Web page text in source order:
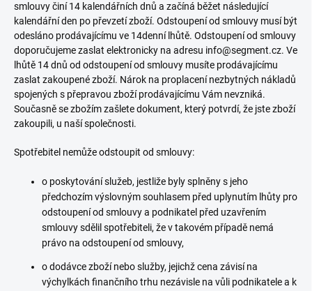
smlouvy činí 14 kalendářních dnů a začíná běžet následující
kalendářní den po převzetí zboží. Odstoupení od smlouvy musí být
odesláno prodávajícímu ve 14denní lhůtě. Odstoupení od smlouvy
doporučujeme zaslat elektronicky na adresu info@segment.cz. Ve
lhůtě 14 dnů od odstoupení od smlouvy musíte prodávajícímu
zaslat zakoupené zboží. Nárok na proplacení nezbytných nákladů
spojených s přepravou zboží prodávajícímu Vám nevzniká.
Současně se zbožím zašlete dokument, který potvrdí, že jste zboží
zakoupili, u naší společnosti.
Spotřebitel nemůže odstoupit od smlouvy:
o poskytování služeb, jestliže byly splněny s jeho
předchozím výslovným souhlasem před uplynutím lhůty pro
odstoupení od smlouvy a podnikatel před uzavřením
smlouvy sdělil spotřebiteli, že v takovém případě nemá
právo na odstoupení od smlouvy,
o dodávce zboží nebo služby, jejichž cena závisí na
výchylkách finančního trhu nezávisle na vůli podnikatele a k